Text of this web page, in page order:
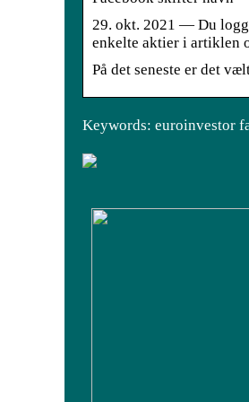
29. okt. 2021 — Du
enkelte aktier i artiklen
På det seneste er det
Keywords: euroinvestor